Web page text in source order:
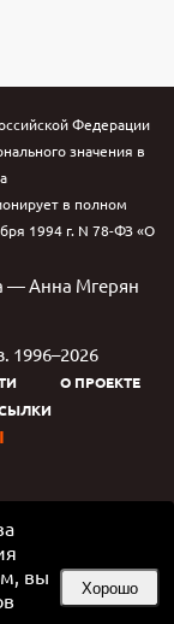
вы
Хорошо
Федерации
значения в
в полном
1994 г. N 78-ФЗ «О
— Анна Мгерян
1996–2026
О ПРОЕКТЕ